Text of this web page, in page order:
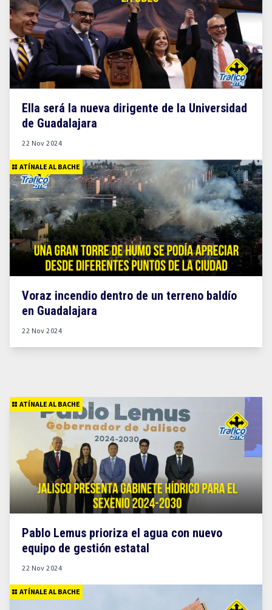
Ella será la nueva dirigente de la Universidad
de Guadalajara
22 Nov 2024
ATÍNALE AL BACHE
Voraz incendio dentro de un terreno baldío
en Guadalajara
22 Nov 2024
ATÍNALE AL BACHE
Pablo Lemus prioriza el agua con nuevo
equipo de gestión estatal
22 Nov 2024
ATÍNALE AL BACHE